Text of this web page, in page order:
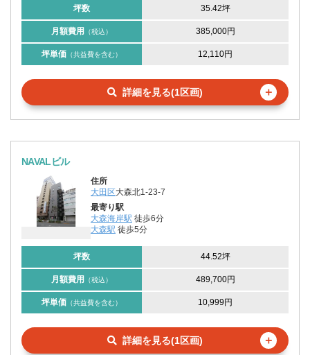
坪数 35.42坪
月額費用 （税込） 385,000円
坪単価 （共益費を含む） 12,110円
詳細を見る(1区画) ＋
NAVALビル
住所
大田区大森北1-23-7
最寄り駅
大森海岸駅 徒歩6分
大森駅 徒歩5分
坪数 44.52坪
月額費用 （税込） 489,700円
坪単価 （共益費を含む） 10,999円
詳細を見る(1区画) ＋